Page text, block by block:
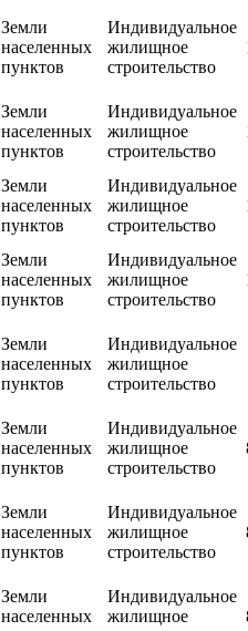
Земли
населенных
пунктов
Индивидуальное
жилищное
строительство
Земли
населенных
пунктов
Индивидуальное
жилищное
строительство
Земли
населенных
пунктов
Индивидуальное
жилищное
строительство
Земли
населенных
пунктов
Индивидуальное
жилищное
строительство
Земли
населенных
пунктов
Индивидуальное
жилищное
строительство
Земли
населенных
пунктов
Индивидуальное
жилищное
строительство
Земли
населенных
пунктов
Индивидуальное
жилищное
строительство
Земли
населенных
Индивидуальное
жилищное